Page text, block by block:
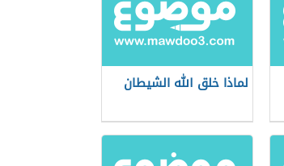
لماذا خلق الله الشيطان